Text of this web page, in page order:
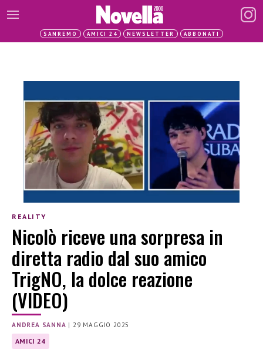
SANREMO AMICI 24 NEWSLETTER ABBONATI
REALITY
Nicolò riceve una sorpresa in
diretta radio dal suo amico
TrigNO, la dolce reazione
(VIDEO)
ANDREA SANNA |29 MAGGIO 2025
AMICI 24